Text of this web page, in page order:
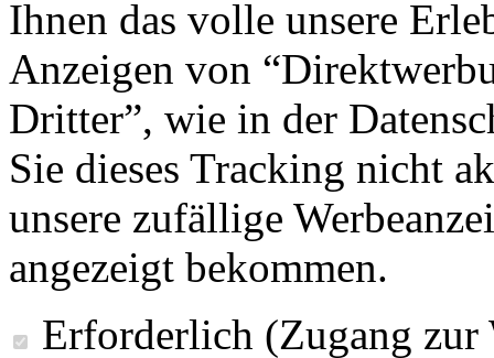
Ihnen das volle unsere
Anzeigen von
Dritter”, wie in der
Sie dieses Tracking nicht
unsere zufällige
angezeigt bekommen.
Erforderlich (Zugang zur